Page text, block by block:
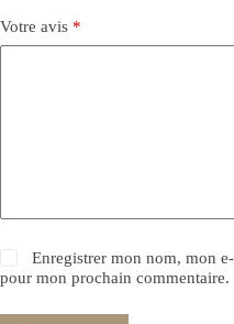
Votre avis *
Enregistrer mon nom, mon
pour mon prochain commentaire.